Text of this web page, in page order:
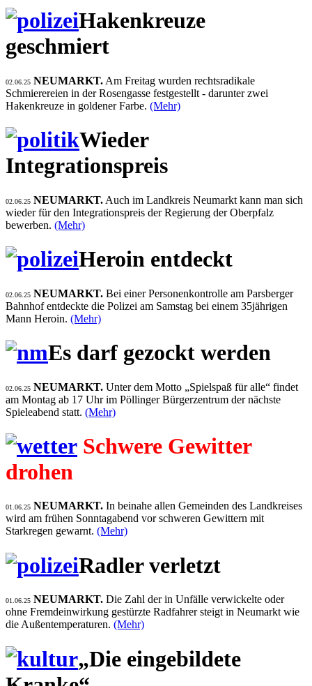
Hakenkreuze
geschmiert
02.06.25 NEUMARKT. Am Freitag wurden rechtsradikale
Schmierereien in der Rosengasse festgestellt - darunter zwei
Hakenkreuze in goldener Farbe. (Mehr)
Wieder
Integrationspreis
02.06.25 NEUMARKT. Auch im Landkreis Neumarkt kann man sich
wieder für den Integrationspreis der Regierung der Oberpfalz
bewerben. (Mehr)
Heroin entdeckt
02.06.25 NEUMARKT. Bei einer Personenkontrolle am Parsberger
Bahnhof entdeckte die Polizei am Samstag bei einem 35jährigen
Mann Heroin. (Mehr)
Es darf gezockt werden
02.06.25 NEUMARKT. Unter dem Motto „Spielspaß für alle“ findet
am Montag ab 17 Uhr im Pöllinger Bürgerzentrum der nächste
Spieleabend statt. (Mehr)
Schwere Gewitter
drohen
01.06.25 NEUMARKT. In beinahe allen Gemeinden des Landkreises
wird am frühen Sonntagabend vor schweren Gewittern mit
Starkregen gewarnt. (Mehr)
Radler verletzt
01.06.25 NEUMARKT. Die Zahl der in Unfälle verwickelte oder
ohne Fremdeinwirkung gestürzte Radfahrer steigt in Neumarkt wie
die Außentemperaturen. (Mehr)
„Die eingebildete